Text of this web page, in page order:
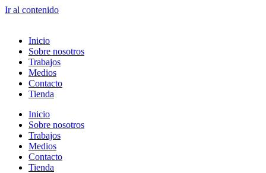
Ir al contenido
Inicio
Sobre nosotros
Trabajos
Medios
Contacto
Tienda
Inicio
Sobre nosotros
Trabajos
Medios
Contacto
Tienda